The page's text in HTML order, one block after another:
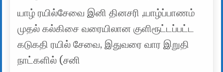
யாழ் ரயில்சேவை இனி தினசரி ,யாழ்ப்பாணம்
முதல் கல்கிசை வரையிலான குளிரூட்டப்பட்ட
கடுகதி ரயில் சேவை, இதுவரை வார இறுதி
நாட்களில் (சனி